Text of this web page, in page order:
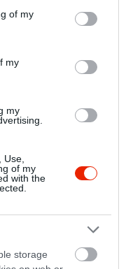
You may click to
its third-party tags to
in below Google
of my
my
my
of my
with the
storage
senkinek
sikerült
bizonyos rossz
néhol volt
forintért.